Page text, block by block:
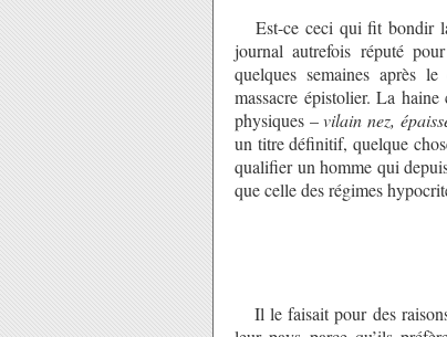
Est-ce ceci qui fit bondir
journal autrefois réputé
quelques semaines après
massacre épistolier. La
physiques –vilain nez,
un titre définitif, quelque
qualifier un homme qui
que celle des régimes
Il le faisait pour des